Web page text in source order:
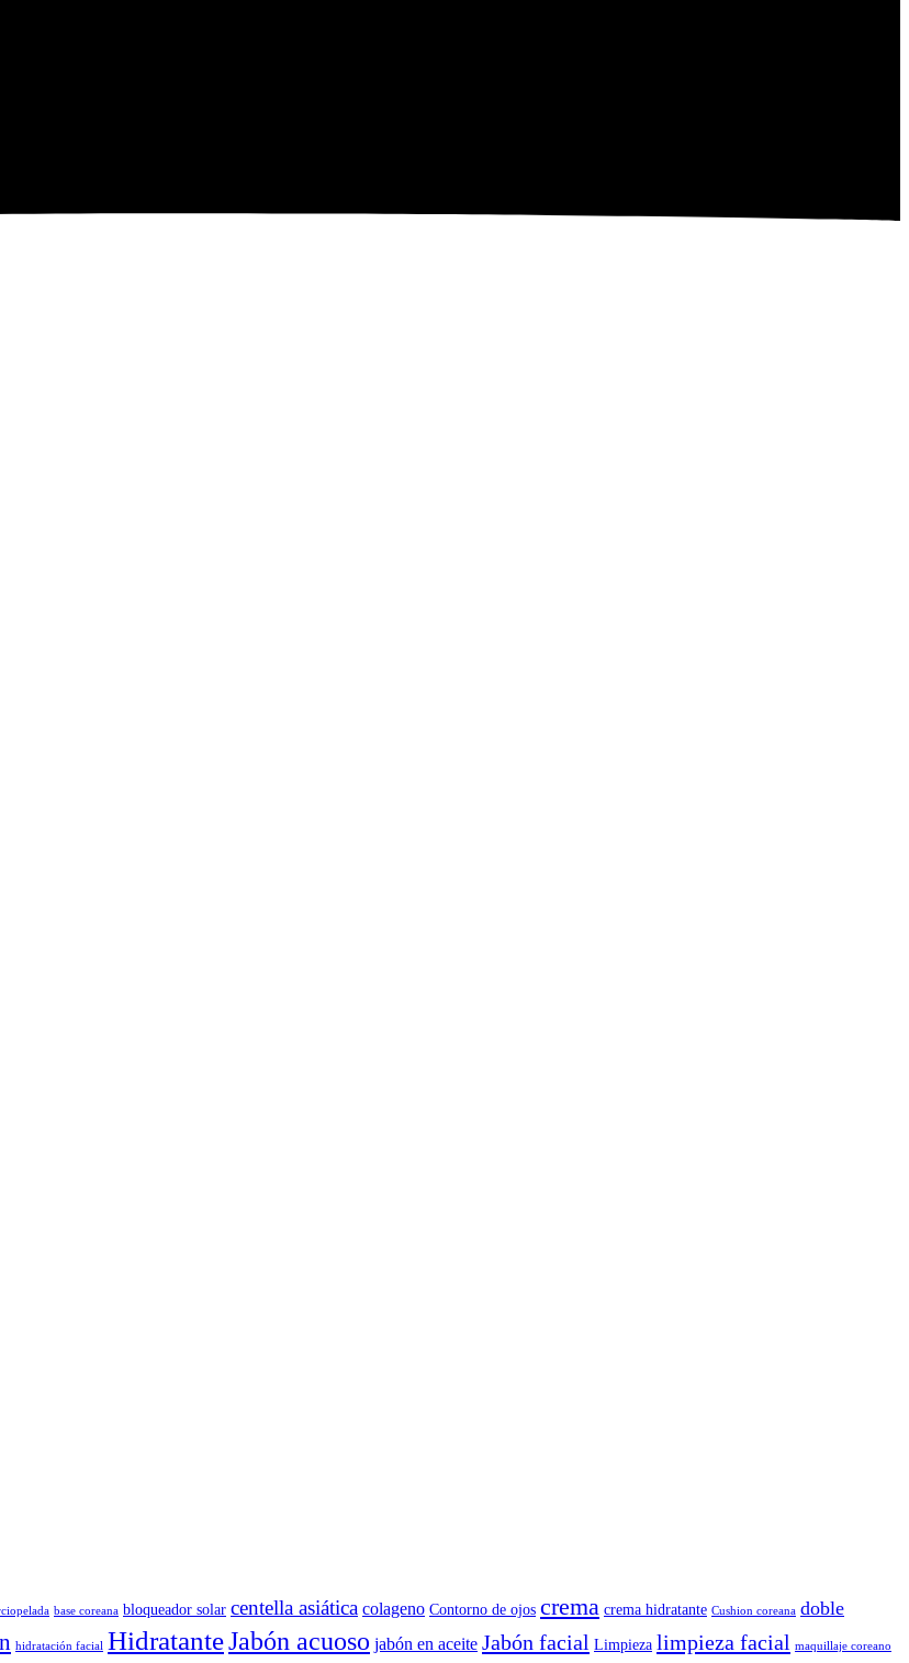
base coreana bloqueador solar centella asiática colageno Contorno de ojos crema crema hidratante Cushion coreana doble
hidratación facial HidratanteJabón acuoso jabón en aceite Jabón facial Limpieza limpieza facial maquillaje coreano